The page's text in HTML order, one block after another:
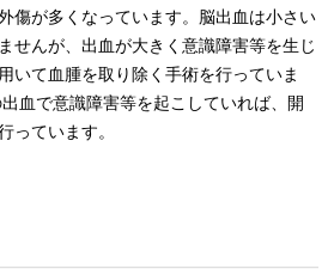
傷が多くなっています。脳出血は小さい
せんが、出血が大きく意識障害等を生じ
いて血腫を取り除く手術を行っていま
血で意識障害等を起こしていれば、開
っています。